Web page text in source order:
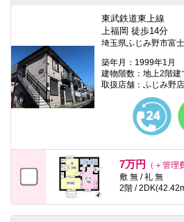
東武鉄道東上線
上福岡 徒歩14分
埼玉県ふじみ野市富
築年月：1999年1月
建物階数：地上2階建
取扱店舗：ふじみ野店
7万円
（＋管理
敷 無 / 礼 無
2階 /